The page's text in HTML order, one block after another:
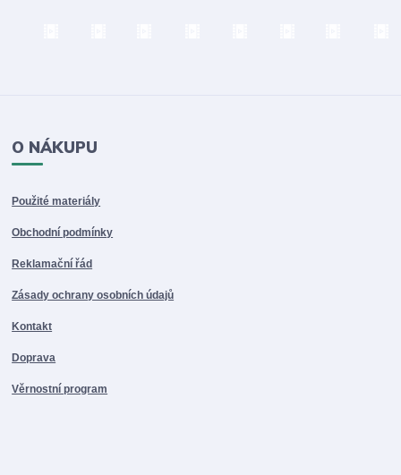
O NÁKUPU
Použité materiály
Obchodní podmínky
Reklamační řád
Zásady ochrany osobních údajů
Kontakt
Doprava
Věrnostní program